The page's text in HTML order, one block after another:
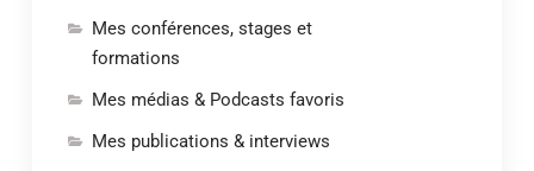
Mes conférences, stages et
formations
Mes médias & Podcasts favoris
Mes publications & interviews